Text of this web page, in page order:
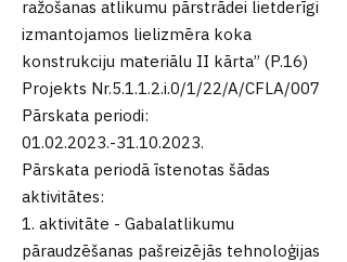
ražošanas atlikumu pārstrādei lietderīgi
izmantojamos lielizmēra koka
konstrukciju materiālu II kārta” (P.16)
Projekts Nr.5.1.1.2.i.0/1/22/A/CFLA/007
Pārskata periodi:
01.02.2023.-31.10.2023.
Pārskata periodā īstenotas šādas
aktivitātes:
1. aktivitāte - Gabalatlikumu
pāraudzēšanas pašreizējās tehnoloģijas